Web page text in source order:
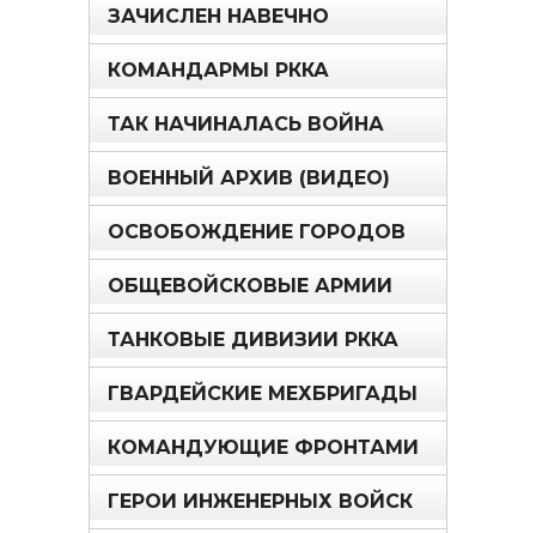
ЗАЧИСЛЕН НАВЕЧНО
КОМАНДАРМЫ РККА
ТАК НАЧИНАЛАСЬ ВОЙНА
ВОЕННЫЙ АРХИВ (ВИДЕО)
ОСВОБОЖДЕНИЕ ГОРОДОВ
ОБЩЕВОЙСКОВЫЕ АРМИИ
ТАНКОВЫЕ ДИВИЗИИ РККА
ГВАРДЕЙСКИЕ МЕХБРИГАДЫ
КОМАНДУЮЩИЕ ФРОНТАМИ
ГЕРОИ ИНЖЕНЕРНЫХ ВОЙСК